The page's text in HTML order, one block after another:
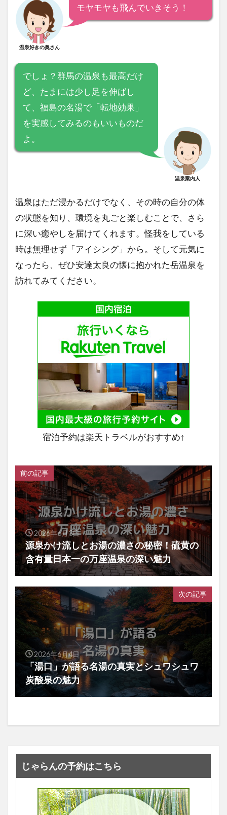
温泉好きの奥さん
モヤモヤも飛んでいきそう！
でしょ？群馬の温泉も最高だけ
ど、たまには少し足を伸ばし
て、福島の名湯で「転地効果」
を実感してみるのもいいものだ
よ。
温泉案内人
温泉はただ浸かるだけでなく、その時の自分の体
の状態を知り、環境を丸ごと楽しむことで、さら
に深い癒やしを届けてくれます。怪我をしている
時は無理せず「アイシング」から。そして元気に
なったら、ぜひ安達太良の懐に抱かれた岳温泉を
訪れてみてください。
宿泊予約は楽天トラベルがおすすめ↑
前の記事
2026年6月3日
源泉かけ流しとお湯の濃さの秘密！硫黄の
含有量日本一の万座温泉の深い魅力
次の記事
2026年6月4日
「湯口」が語る名湯の真実とシュワシュワ
炭酸泉の魅力
じゃらんの予約はこちら